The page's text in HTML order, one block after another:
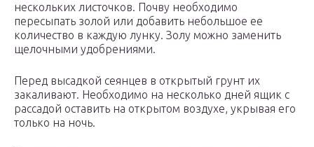
нескольких листочков. Почву необходимо
пересыпать золой или добавить небольшое ее
количество в каждую лунку. Золу можно заменить
щелочными удобрениями.
Перед высадкой сеянцев в открытый грунт их
закаливают. Необходимо на несколько дней ящик с
рассадой оставить на открытом воздухе, укрывая его
только на ночь.